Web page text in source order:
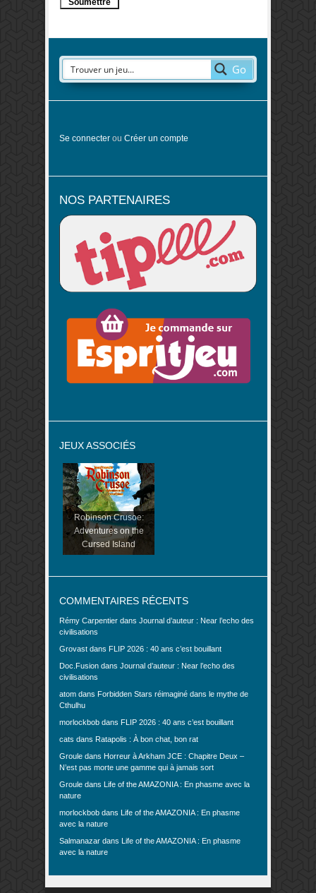
Go
Se connecter ou Créer un compte
NOS PARTENAIRES
JEUX ASSOCIÉS
Robinson Crusoe:
Adventures on the
Cursed Island
COMMENTAIRES RÉCENTS
Rémy Carpentier dans Journal d’auteur : Near l’echo des
civilisations
Grovast dans FLIP 2026 : 40 ans c’est bouillant
Doc.Fusion dans Journal d’auteur : Near l’echo des
civilisations
atom dans Forbidden Stars réimaginé dans le mythe de
Cthulhu
morlockbob dans FLIP 2026 : 40 ans c’est bouillant
cats dans Ratapolis : À bon chat, bon rat
Groule dans Horreur à Arkham JCE : Chapitre Deux –
N’est pas morte une gamme qui à jamais sort
Groule dans Life of the AMAZONIA : En phasme avec la
nature
morlockbob dans Life of the AMAZONIA : En phasme
avec la nature
Salmanazar dans Life of the AMAZONIA : En phasme
avec la nature